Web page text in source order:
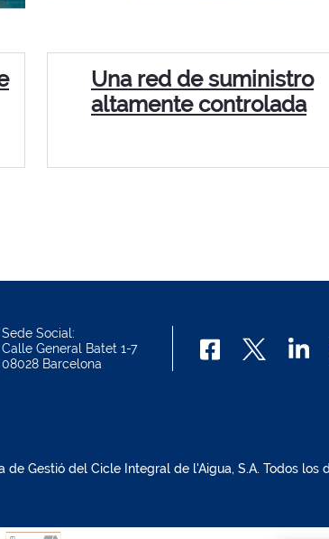
Una red de suministro
altamente controlada
Sede Social:
Calle General Batet 1-7
08028 Barcelona
Gestió del Cicle Integral de l'Aigua, S.A. Todos los